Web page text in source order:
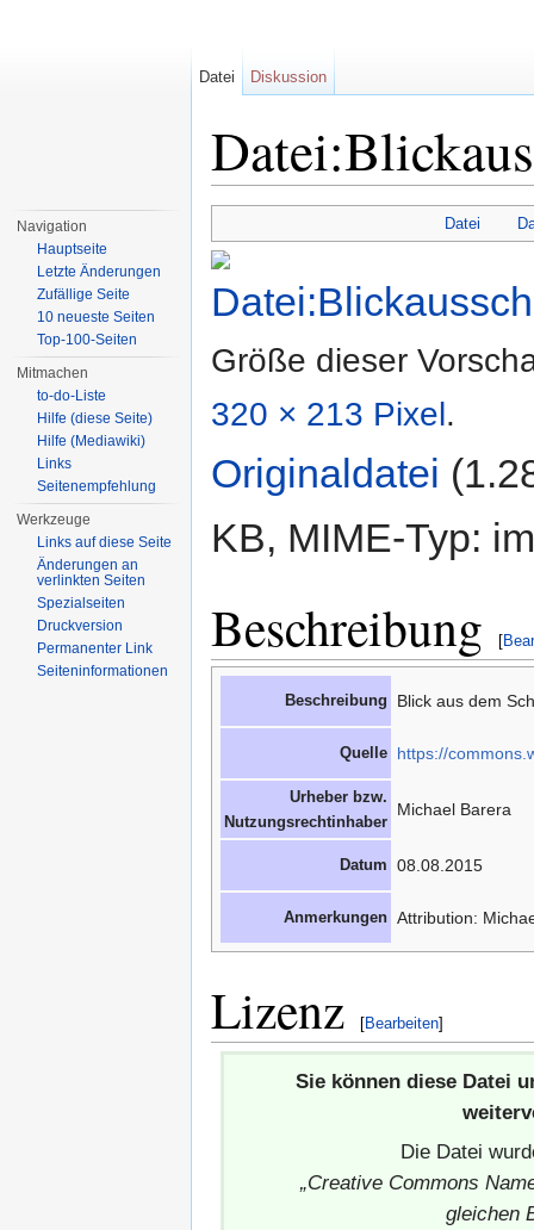
Datei
Größe dieser
320 × 213 Pixel.
Originaldatei
KB, MIME-Typ:
Beschreibung [
Beschreibung Blick aus dem
Quelle https://
Urheber bzw.
Nutzungsrechtinhaber
Michael Barera
Datum 08.08.2015
Anmerkungen Attribution:
Lizenz [Bearbeiten]
Sie können diese Datei
Die Datei
„Creative Commons
gleichen
Datei Diskussion
Navigation
Hauptseite
Letzte Änderungen
Zufällige Seite
10 neueste Seiten
Top-100-Seiten
Mitmachen
to-do-Liste
Hilfe (diese Seite)
Hilfe (Mediawiki)
Links
Seitenempfehlung
Werkzeuge
Links auf diese Seite
Änderungen an
verlinkten Seiten
Spezialseiten
Druckversion
Permanenter Link
Seiteninformationen